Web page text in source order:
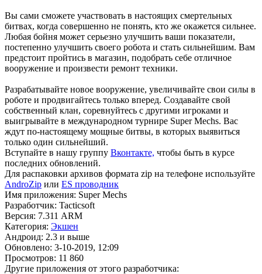
Вы сами сможете участвовать в настоящих смертельных
битвах, когда совершенно не понять, кто же окажется сильнее.
Любая бойня может серьезно улучшить ваши показатели,
постепенно улучшить своего робота и стать сильнейшим. Вам
предстоит пройтись в магазин, подобрать себе отличное
вооружение и произвести ремонт техники.
Разрабатывайте новое вооружение, увеличивайте свои силы в
роботе и продвигайтесь только вперед. Создавайте свой
собственный клан, соревнуйтесь с другими игроками и
выигрывайте в международном турнире Super Mechs. Вас
ждут по-настоящему мощные битвы, в которых выявиться
только один сильнейший.
Вступайте в нашу группу Вконтакте, чтобы быть в курсе
последних обновлений.
Для распаковки архивов формата zip на телефоне используйте
AndroZip или ES проводник
Имя приложения: Super Mechs
Разработчик: Tacticsoft
Версия: 7.311 ARM
Категория: Экшен
Андроид: 2.3 и выше
Обновлено: 3-10-2019, 12:09
Просмотров: 11 860
Другие приложения от этого разработчика: